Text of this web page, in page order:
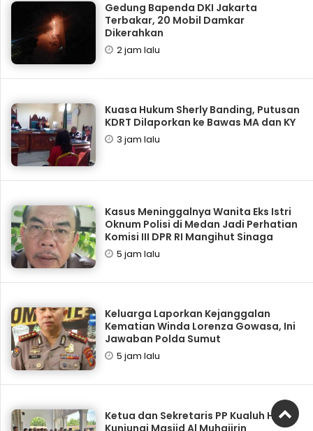
Gedung Bapenda DKI Jakarta
Terbakar, 20 Mobil Damkar
Dikerahkan
2 jam lalu
Kuasa Hukum Sherly Banding, Putusan
KDRT Dilaporkan ke Bawas MA dan KY
3 jam lalu
Kasus Meninggalnya Wanita Eks Istri
Oknum Polisi di Medan Jadi Perhatian
Komisi III DPR RI Mangihut Sinaga
5 jam lalu
Keluarga Laporkan Kejanggalan
Kematian Winda Lorenza Gowasa, Ini
Jawaban Polda Sumut
5 jam lalu
Ketua dan Sekretaris PP Kualuh Hulu